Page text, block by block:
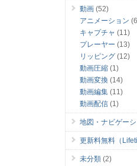
動画 (52)
アニメーション
キャプチャ (11)
プレーヤー (13)
リッピング (12)
動画圧縮 (1)
動画変換 (14)
動画編集 (11)
動画配信 (1)
地図・ナビゲー
更新料無料（
未分類 (2)